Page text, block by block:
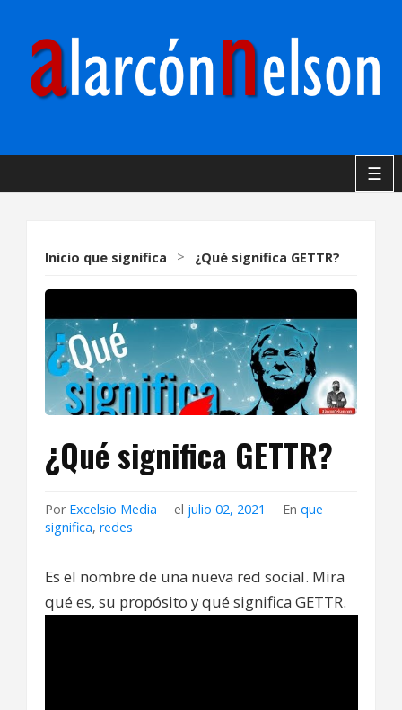
☰
Inicio que significa > ¿Qué significa GETTR?
¿Qué significa GETTR?
Por Excelsio Media el julio 02, 2021 Enque
significa, redes
Es el nombre de una nueva red social. Mira
qué es, su propósito y qué significa GETTR.